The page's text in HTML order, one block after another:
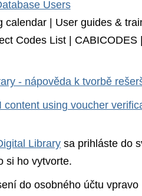
Users
calendar | User guides &
Codes List | CABICODES
- nápověda k tvorbě
content using voucher
Library sa prihláste do
si ho vytvorte.
do osobného účtu